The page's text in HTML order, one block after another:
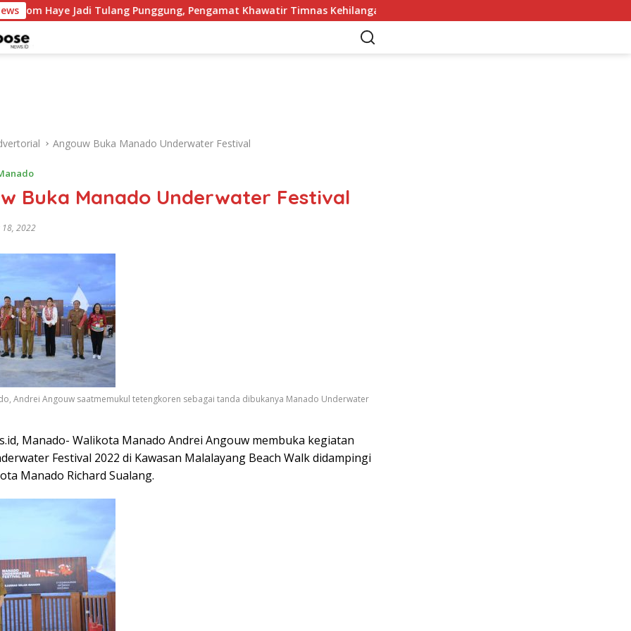
Tulang Punggung, Pengamat Khawatir Timnas Kehilangan Arah Tanpanya
Angouw Buka Manado Underwater Festival
Buka Manado Underwater Festival
18, 2022
Andrei Angouw saatmemukul tetengkoren sebagai tanda dibukanya Manado Underwater
Manado- Walikota Manado Andrei Angouw membuka kegiatan
Festival 2022 di Kawasan Malalayang Beach Walk didampingi
Manado Richard Sualang.